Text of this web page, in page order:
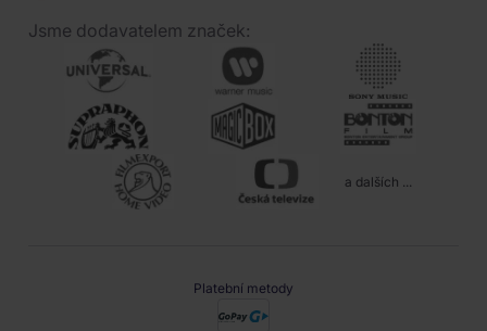
Jsme dodavatelem značek:
a dalších ...
Platební metody